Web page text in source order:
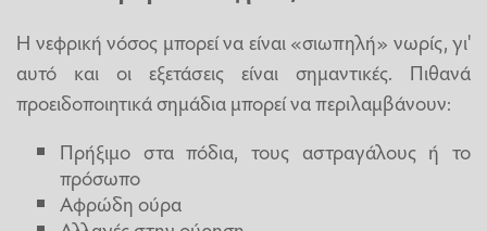
Η νεφρική νόσος μπορεί να είναι «σιωπηλή» νωρίς, γι'
αυτό και οι εξετάσεις είναι σημαντικές. Πιθανά
προειδοποιητικά σημάδια μπορεί να περιλαμβάνουν:
Πρήξιμο στα πόδια, τους αστραγάλους ή το
πρόσωπο
Αφρώδη ούρα